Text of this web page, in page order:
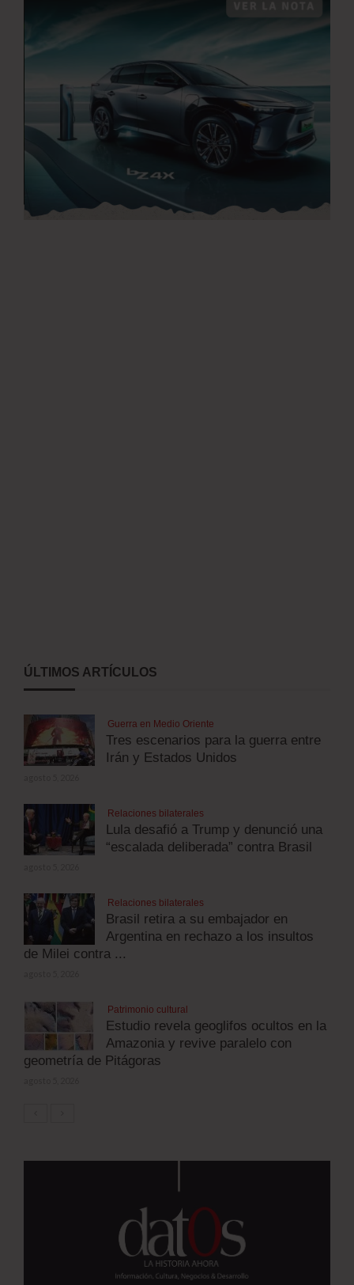
ÚLTIMOS ARTÍCULOS
Guerra en Medio Oriente
Tres escenarios para la guerra entre
Irán y Estados Unidos
Relaciones bilaterales
Lula desafió a Trump y denunció una
“escalada deliberada” contra Brasil
Relaciones bilaterales
Brasil retira a su embajador en
Argentina en rechazo a los insultos
de Milei contra ...
Patrimonio cultural
Estudio revela geoglifos ocultos en la
Amazonia y revive paralelo con
geometría de Pitágoras